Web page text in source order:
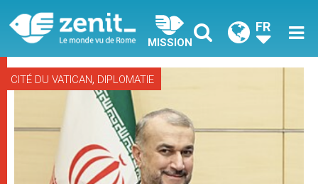
MISSION
FR
CITÉ DU VATICAN, DIPLOMATIE